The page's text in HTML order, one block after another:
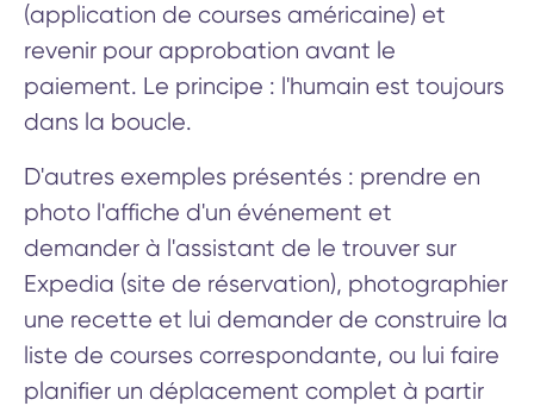
(application de courses américaine) et
revenir pour approbation avant le
paiement. Le principe : l'humain est toujours
dans la boucle.
D'autres exemples présentés : prendre en
photo l'affiche d'un événement et
demander à l'assistant de le trouver sur
Expedia (site de réservation), photographier
une recette et lui demander de construire la
liste de courses correspondante, ou lui faire
planifier un déplacement complet à partir